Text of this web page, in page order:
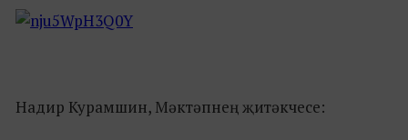
Надир Курамшин, Мәктәпнең җитәкчесе: